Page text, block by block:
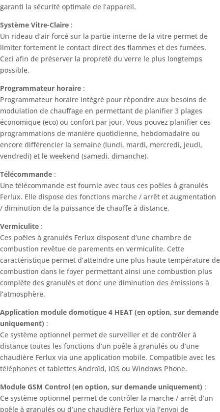
garanti la sécurité optimale de l’appareil.
Système Vitre-Claire :
Un rideau d’air forcé sur la partie interne de la vitre permet de
limiter fortement le contact direct des flammes et des fumées.
Ceci afin de préserver la propreté du verre le plus longtemps
possible.
Programmateur horaire :
Programmateur horaire intégré pour répondre aux besoins de
modulation de chauffage en permettant de planifier 3 plages
économique (eco) ou confort par jour. Vous pouvez planifier ces
programmations de manière quotidienne, hebdomadaire ou
encore différencier la semaine (lundi, mardi, mercredi, jeudi,
vendredi) et le weekend (samedi, dimanche).
Télécommande :
Une télécommande est fournie avec tous ces poêles à granulés
Ferlux. Elle dispose des fonctions marche / arrêt et augmentation
/ diminution de la puissance de chauffe à distance.
Vermiculite :
Ces poêles à granulés Ferlux disposent d’une chambre de
combustion revêtue de parements en vermiculite. Cette
caractéristique permet d’atteindre une plus haute température de
combustion dans le foyer permettant ainsi une combustion plus
complète des granulés et donc une diminution des émissions à
l’atmosphère.
Application module domotique 4 HEAT (en option, sur demande
uniquement) :
Ce système optionnel permet de surveiller et de contrôler à
distance toutes les fonctions d’un poêle à granulés ou d’une
chaudière Ferlux via une application mobile. Compatible avec les
téléphones et tablettes Androïd, iOS ou Windows Phone.
Module GSM Control (en option, sur demande uniquement) :
Ce système optionnel permet de contrôler la marche / arrêt d’un
poêle à granulés ou d’une chaudière Ferlux via l’envoi de